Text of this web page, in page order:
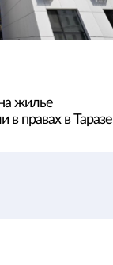
жилье
в правах в Таразе